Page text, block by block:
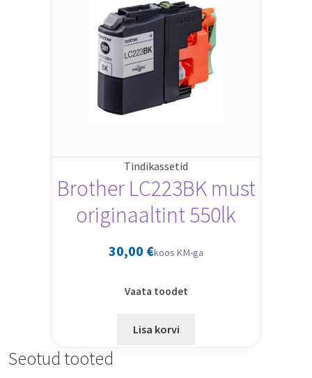
Tindikassetid
Brother LC223BK must
originaaltint 550lk
30,00 €koos KM-ga
Vaata toodet
Lisa korvi
Seotud tooted